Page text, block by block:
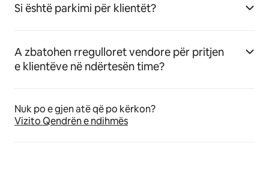
Si është parkimi për klientët?
A zbatohen rregulloret vendore për pritjen
e klientëve në ndërtesën time?
Nuk po e gjen atë që po kërkon?
Vizito Qendrën e ndihmës